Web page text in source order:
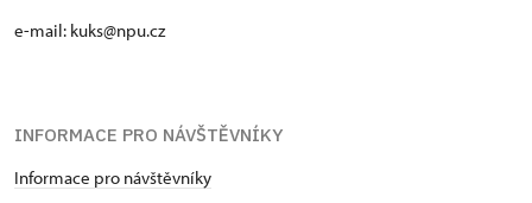
e-mail: kuks@npu.cz
INFORMACE PRO NÁVŠTĚVNÍKY
Informace pro návštěvníky